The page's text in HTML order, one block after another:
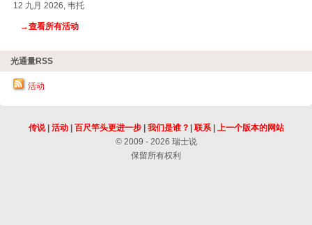
12 九月 2026, 韦托
→查看所有活动
光通量RSS
活动
传说| 活动| 百尺竿头更进一步| 我们是谁 ?| 联系| 上一个版本的网站
© 2009 - 2026 瑞士说
保留所有权利